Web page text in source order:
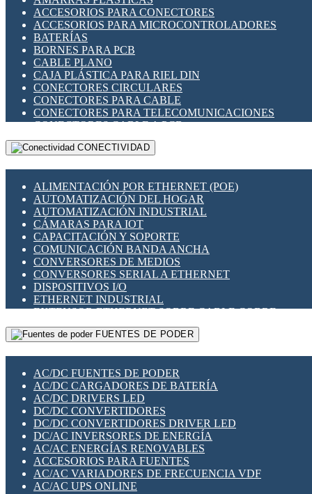
INDICADORES PARA PANEL
INTERFACES DE RELÉ
INTERRUPTORES FIN DE CARRERA
LLAVES CONMUTADORAS
MEDIDORES DE ENERGÍA Y TC'S DE CORRIENTE
MOTORES PASO A PASO
PANTALLAS HMI
PLC -CONTROLADORES LÓGICO PROGRAMABLES
PROGRAMADORES DE HORARIO
RELÉS DE PROTECCIÓN
SENSORES CAPACITIVOS
SENSORES INDUCTIVOS
TEMPORIZADORES
VARIACS
VARIADORES DE FRECUENCIA [VDF]
SECCIONADORES - INTERRUPTORES
MAQUINARIA
ACCESORIOS PARA CONECTORES
ACCESORIOS PARA MICROCONTROLADORES
BATERÍAS
BORNES PARA PCB
CABLE PLANO
CAJA PLÁSTICA PARA RIEL DIN
CONECTORES CIRCULARES
CONECTORES PARA CABLE
CONECTORES PARA TELECOMUNICACIONES
CONECTORES CABLE A PCB
CONECTORES PCB A CABLE
DIP SWITCHES
HERRAMIENTAS VARIAS
ILUMINACIÓN LED
INTERRUPTORES REED
INTERFACES DE RELÉ
OTROS RELÉS
PROTECCIÓN TÉRMICA
RELÉS AUTOMOTRICES
RELÉS DE SEÑAL
RELÉS DE ESTADO SÓLIDO SSR
RELÉS INDUSTRIALES
RELÉS MINIATURA DE POTENCIA
SENSORES MAGNÉTICOS
SWITCH Y MICROSWITCH
TARJETAS PI
UNIÓN Y DERIVACIÓN DE CABLE
CONECTIVIDAD
ALIMENTACIÓN POR ETHERNET (POE)
AUTOMATIZACIÓN DEL HOGAR
AUTOMATIZACIÓN INDUSTRIAL
CÁMARAS PARA IOT
CAPACITACIÓN Y SOPORTE
COMUNICACIÓN BANDA ANCHA
CONVERSORES DE MEDIOS
CONVERSORES SERIAL A ETHERNET
DISPOSITIVOS I/O
ETHERNET INDUSTRIAL
EXTENSOR ETHERNET SOBRE CABLE COBRE
GATEWAY LORAWAN
GESTIÓN DE REDES
PLACAS MODULARES IOT
SWITCHES Y REDES WIFI
SOLUCIONES IOT
SOLUCIONES LORAWAN
SOLUCIONES RED CELULAR
SEGURIDAD PARA REDES
SWITCHES LAN
TELEFONÍA IP (VOIP)
VIGILANCIA IP (CCTV)
MESHTASTIC
FUENTES DE PODER
AC/DC FUENTES DE PODER
AC/DC CARGADORES DE BATERÍA
AC/DC DRIVERS LED
DC/DC CONVERTIDORES
DC/DC CONVERTIDORES DRIVER LED
DC/AC INVERSORES DE ENERGÍA
AC/AC ENERGÍAS RENOVABLES
ACCESORIOS PARA FUENTES
AC/AC VARIADORES DE FRECUENCIA VDF
AC/AC UPS ONLINE